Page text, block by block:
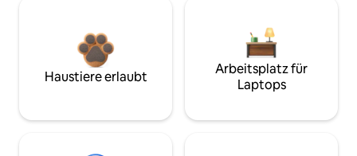
Haustiere erlaubt
Arbeitsplatz für
Laptops